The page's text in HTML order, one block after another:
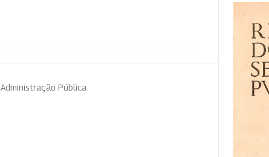
Administração Pública